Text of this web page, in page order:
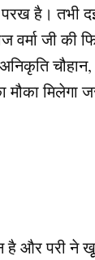
है। तभी
जी
मिलेगा
है और परी ने